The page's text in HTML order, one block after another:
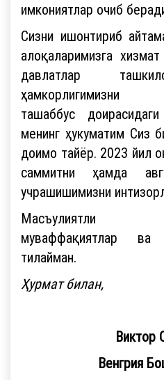
имкониятлар очиб
Сизни ишонтириб
алоқаларимизга
давлатлар
ҳамкорлигимизни
ташаббус
менинг ҳукуматим Сиз
доимо тайёр. 2023 йил
саммитни ҳамда
учрашишимизни
Масъулиятли
муваффақиятлар
тилайман.
Ҳурмат билан,
Виктор
Венгрия